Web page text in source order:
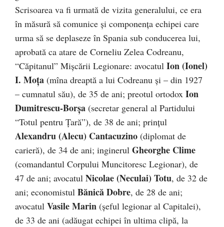
Scrisoarea va fi urmată de vizita generalului, ce era
în măsură să comunice şi componenţa echipei care
urma să se deplaseze în Spania sub conducerea lui,
aprobată ca atare de Corneliu Zelea Codreanu,
“Căpitanul” Mişcării Legionare: avocatul Ion (Ionel)
I. Moţa (mîna dreaptă a lui Codreanu şi – din 1927
– cumnatul său), de 35 de ani; preotul ortodox Ion
Dumitrescu-Borşa (secretar general al Partidului
“Totul pentru Ţară”), de 38 de ani; prinţul
Alexandru (Alecu) Cantacuzino (diplomat de
carieră), de 34 de ani; inginerul Gheorghe Clime
(comandantul Corpului Muncitoresc Legionar), de
47 de ani; avocatul Nicolae (Neculai) Totu, de 32 de
ani; economistul Bănică Dobre, de 28 de ani;
avocatul Vasile Marin (şeful legionar al Capitalei),
de 33 de ani (adăugat echipei în ultima clipă, la